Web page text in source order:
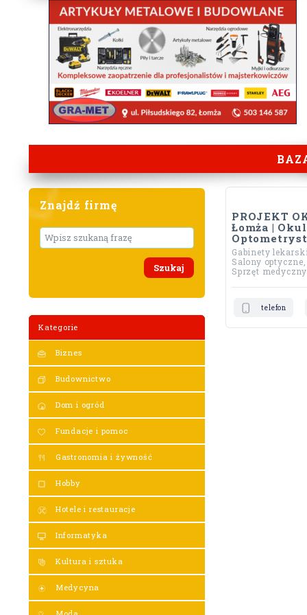
Znajdź firmę
Wyszukaj
Kategorie
Biznes
Budownictwo
Dom i ogród
Fundacje i pomoc
Gastronomia i żywność
Hobby
Hotele i restauracje
Informatyka
Kultura i sztuka
Medycyna
PROJEKT
Łomża |
Gabinety
Salony
Sprzęt medyczny
telefon